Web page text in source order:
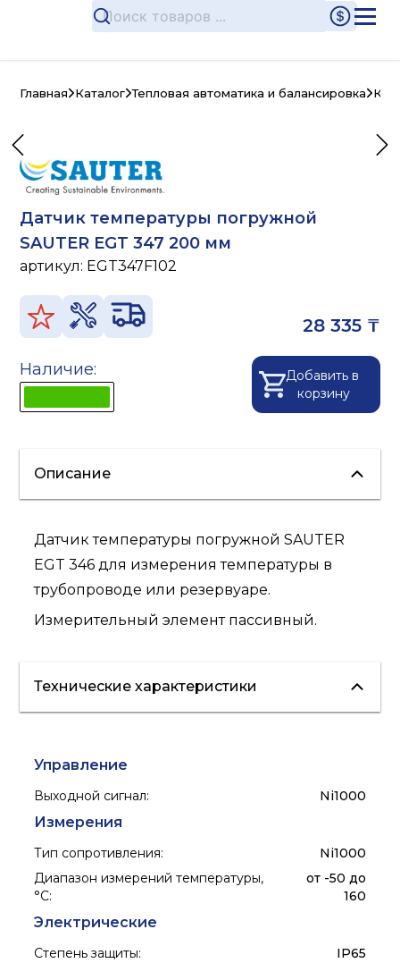
Главная Каталог Тепловая автоматика и балансировка
Датчик температуры погружной
SAUTER EGT 347 200 мм
артикул: EGT347F102
28 335 ₸
Наличие:
Добавить в
корзину
Описание
Датчик температуры погружной SAUTER
EGT 346 для измерения температуры в
трубопроводе или резервуаре.
Измерительный элемент пассивный.
Технические характеристики
Управление
Выходной сигнал: Ni1000
Измерения
Тип сопротивления:
Ni1000
Диапазон измерений температуры,
°С:
от -50 до
160
Электрические
Степень защиты: IP65